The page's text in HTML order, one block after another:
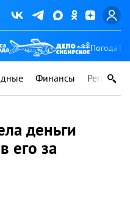
Погода
Финансы Регионы
деньги
его за